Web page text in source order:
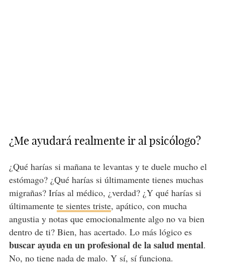
¿Me ayudará realmente ir al psicólogo?
¿Qué harías si mañana te levantas y te duele mucho el
estómago? ¿Qué harías si últimamente tienes muchas
migrañas? Irías al médico, ¿verdad? ¿Y qué harías si
últimamente te sientes triste, apático, con mucha
angustia y notas que emocionalmente algo no va bien
dentro de ti? Bien, has acertado. Lo más lógico es
buscar ayuda en un profesional de la salud mental.
No, no tiene nada de malo. Y sí, sí funciona.